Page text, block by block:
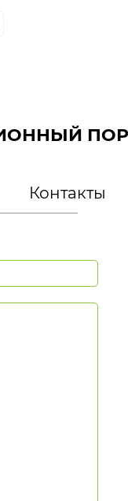
Контакты